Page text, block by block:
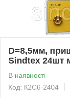
D=8,5мм,
Sindtex 24шт
В наявності
Код: К2С6-2404